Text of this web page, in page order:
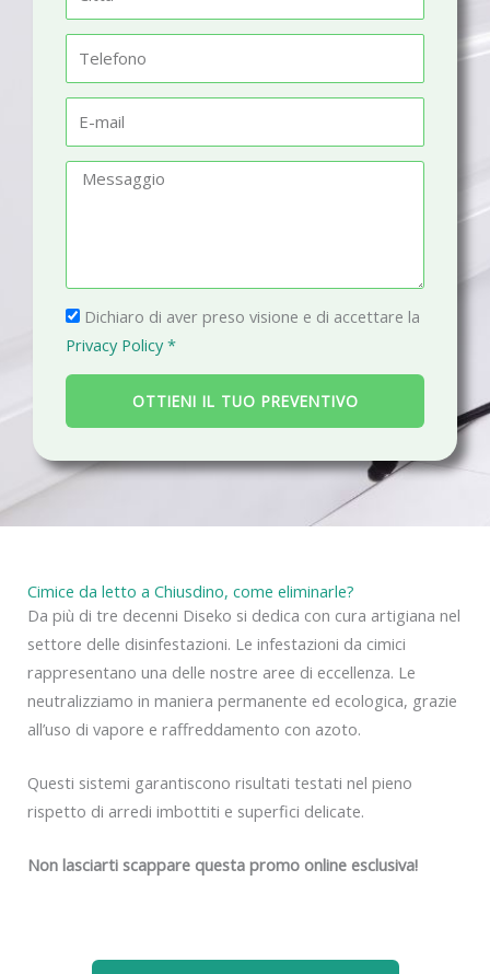
t
à
l
fm
a
g
g
i
P
r
i
a
c
Dichiaro di aver preso visione e di accettare la
Privacy Policy *
OTTIENI IL TUO PREVENTIVO
Cimice da letto a Chiusdino, come eliminarle?
Da più di tre decenni Diseko si dedica con cura artigiana nel
settore delle disinfestazioni. Le infestazioni da cimici
rappresentano una delle nostre aree di eccellenza. Le
neutralizziamo in maniera permanente ed ecologica, grazie
all’uso di vapore e raffreddamento con azoto.
Questi sistemi garantiscono risultati testati nel pieno
rispetto di arredi imbottiti e superfici delicate.
Non lasciarti scappare questa promo online esclusiva!